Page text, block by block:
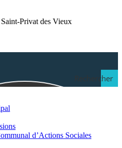
Privat des Vieux
Rechercher
d’Actions Sociales